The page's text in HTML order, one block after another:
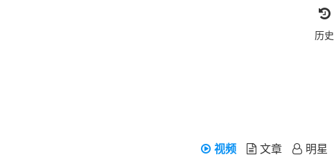
历史
视频 文章 明星